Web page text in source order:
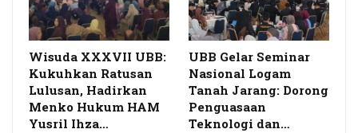
Wisuda XXXVII UBB:
Kukuhkan Ratusan
Lulusan, Hadirkan
Menko Hukum HAM
Yusril Ihza…
UBB Gelar Seminar
Nasional Logam
Tanah Jarang: Dorong
Penguasaan
Teknologi dan…